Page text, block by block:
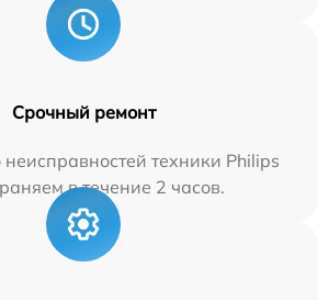
Срочный ремонт
техники Philips
в течение 2 часов.